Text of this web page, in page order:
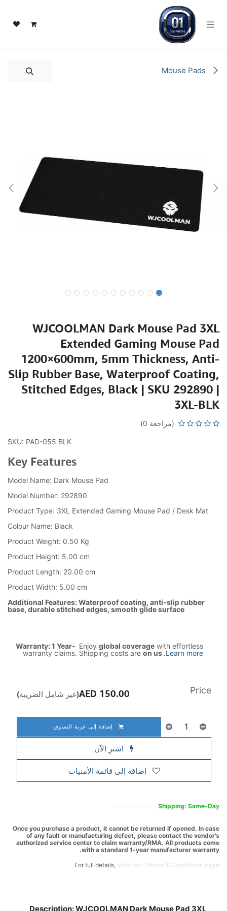
WJCOOLMAN Dark Mouse Pad 3XL
Extended Gaming Mouse Pad
1200×600mm, 5mm Thickness, Anti-
Slip Rubber Base, Waterproof Coating,
Stitched Edges, Black | SKU 292890 |
3XL-BLK
(مراجعة 0)
SKU: PAD-055 BLK
Key Features
Model Name: Dark Mouse Pad
Model Number: 292890
Product Type: 3XL Extended Gaming Mouse Pad / Desk Mat
Colour Name: Black
Product Weight: 0.50 Kg
Product Height: 5.00 cm
Product Length: 20.00 cm
Product Width: 5.00 cm
Additional Features: Waterproof coating, anti-slip rubber
base, durable stitched edges, smooth glide surface
Warranty: 1 Year- Enjoy global coverage with effortless
warranty claims. Shipping costs are on us.Learn more
إضافة إلى عربة التسوق
اشترِ الآن
إضافة إلى قائمة الأمنيات
Price
150.00 (غير شامل الضريبة)
Shipping: Same-Day
Once you purchase a product, it cannot be returned if opened. In case
of any fault or manufacturing defect, please contact the vendor’s
authorized service center to claim warranty/RMA. All products come
with a standard 1-year manufacturer warranty.
For full details,
Description: WJCOOLMAN Dark Mouse Pad 3XL